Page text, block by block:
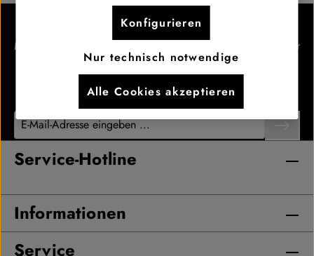
Newsletter abonnieren.
Melde dich für unseren Newsletter an und erfahre als Erster
von neuen Drops, exklusiven Releases und besonderen
Angeboten.
Service-Hotline
Informationen
Service
Nur technisch notwendige
Konfigurieren
Alle Cookies akzeptieren